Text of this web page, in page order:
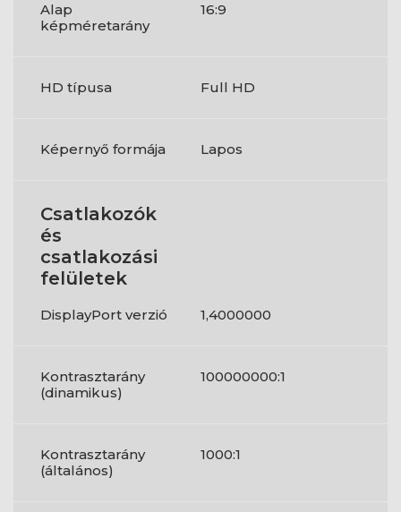
Alap
képméretarány
16:9
HD típusa Full HD
Képernyő formája Lapos
Csatlakozók
és
csatlakozási
felületek
DisplayPort verzió 1,4000000
Kontrasztarány
(dinamikus)
100000000:1
Kontrasztarány
(általános)
1000:1